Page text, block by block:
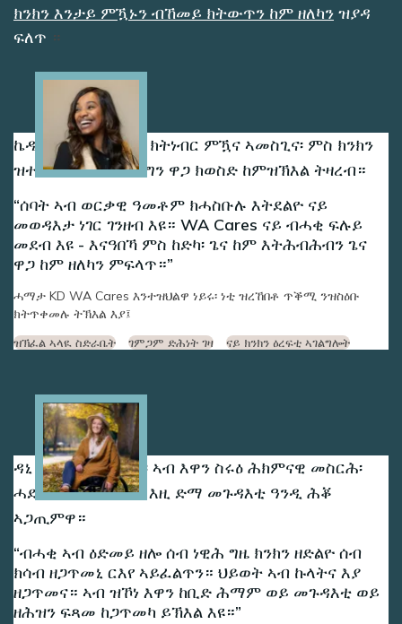
ክንክን እንታይ ምዃኑን ብኸመይ ክትውጥን ከም ዘለካን ዝያዳ
ፍለጥ ።
ኬዲ ሓማታ ኣብ ገዝኣ ክትነብር ምዃና ኣመስጊና፡ ምስ ክንክን
ዝተኣሳሰር ወጻኢታት ግን ዋጋ ክወስድ ከምዝኽእል ትዛረብ።
ሰባት ኣብ ወርቃዊ ዓመቶም ክሓስቡሉ እትደልዮ ናይ
መወዳእታ ነገር ገንዘብ እዩ። WA Cares ናይ ብሓቂ ፍሉይ
መደብ እዩ - እናዓበኻ ምስ ከድካ፡ ጌና ከም እትሕብሕብን ጌና
ዋጋ ከም ዘለካን ምፍላጥ።
ሓማታ KD WA Cares እንተዝህልዋ ነይሩ፡ ነቲ ዝረኸበቶ ጥቕሚ ንዝስዕቡ
ክትጥቀመሉ ትኽእል እያ፤
ዝኽፈል ኣላዪ ስድራቤት ገምጋም ድሕነት ገዛ ናይ ክንክን ዕረፍቲ ኣገልግሎት
Image
ዳኒ ጓል 30 ዓመት ከላ፡ ኣብ እዋን ስሩዕ ሕክምናዊ መስርሕ፡
ሓደ ጸገም ኣጋጢምዋ፡ እዚ ድማ መጉዳእቲ ዓንዲ ሕቖ
ኣጋጢምዋ።
ብሓቂ ኣብ ዕድመይ ዘሎ ሰብ ነዊሕ ግዜ ክንክን ዘድልዮ ሰብ
ክሳብ ዘጋጥመኒ ርእየ ኣይፈልጥን። ህይወት ኣብ ኩላትና እያ
ዘጋጥመና። ኣብ ዝኾነ እዋን ከቢድ ሕማም ወይ መጉዳእቲ ወይ
ዘሕዝን ፍጻመ ከጋጥመካ ይኽእል እዩ።
Image